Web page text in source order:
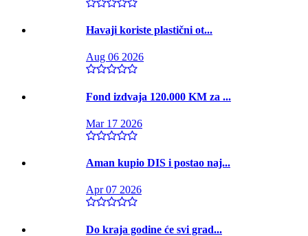
Havaji koriste plastični ot...
Aug 06 2026
Fond izdvaja 120.000 KM za ...
Mar 17 2026
Aman kupio DIS i postao naj...
Apr 07 2026
Do kraja godine će svi grad...